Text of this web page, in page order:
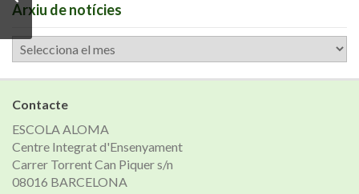
Arxiu de notícies
Arxiu
de
notícies
Contacte
ESCOLA ALOMA
Centre Integrat d'Ensenyament
Carrer Torrent Can Piquer s/n
08016 BARCELONA